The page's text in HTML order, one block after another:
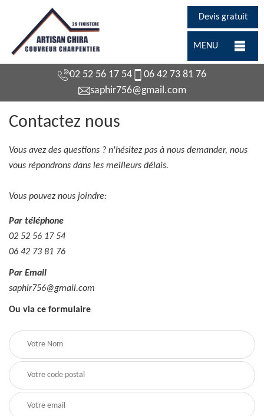
Devis gratuit
MENU
02 52 56 17 54
06 42 73 81 76
saphir756@gmail.com
Contactez nous
Vous avez des questions ? n'hésitez pas à nous demander, nous
vous répondrons dans les meilleurs délais.
Vous pouvez nous joindre:
Par téléphone
02 52 56 17 54
06 42 73 81 76
Par Email
saphir756@gmail.com
Ou via ce formulaire